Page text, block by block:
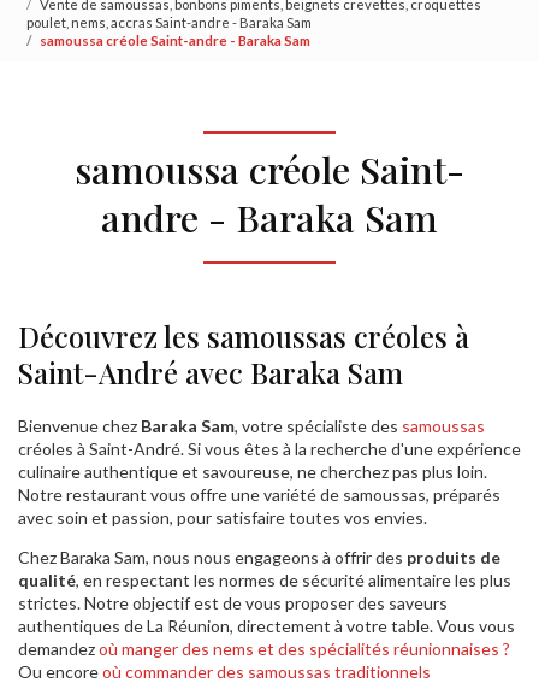
Vente de samoussas, bonbons piments, beignets crevettes, croquettes
poulet, nems, accras Saint-andre - Baraka Sam
samoussa créole Saint-andre - Baraka Sam
samoussa créole Saint-
andre - Baraka Sam
Découvrez les samoussas créoles à
Saint-André avec Baraka Sam
Bienvenue chez Baraka Sam, votre spécialiste des samoussas
créoles à Saint-André. Si vous êtes à la recherche d'une expérience
culinaire authentique et savoureuse, ne cherchez pas plus loin.
Notre restaurant vous offre une variété de samoussas, préparés
avec soin et passion, pour satisfaire toutes vos envies.
Chez Baraka Sam, nous nous engageons à offrir des produits de
qualité, en respectant les normes de sécurité alimentaire les plus
strictes. Notre objectif est de vous proposer des saveurs
authentiques de La Réunion, directement à votre table. Vous vous
demandezoù manger des nems et des spécialités réunionnaises ?
Ou encoreoù commander des samoussas traditionnels